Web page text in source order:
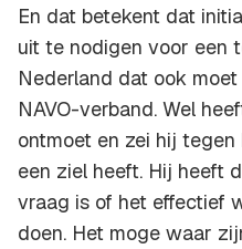
En dat betekent dat
uit te nodigen voor een
Nederland dat ook
NAVO-verband. Wel
ontmoet en zei hij
een ziel heeft. Hij heeft
vraag is of het effectief
doen. Het moge waar